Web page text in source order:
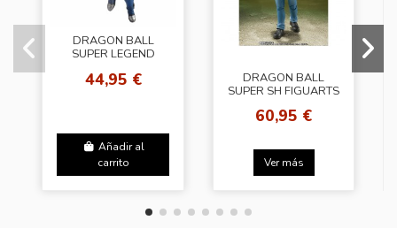
DRAGON BALL
SUPER LEGEND
SHALLOT
44,95 €
Añadir al
carrito
DRAGON BALL
SUPER SH FIGUARTS
UNIVERSE SURVIVAL
60,95 €
Ver más